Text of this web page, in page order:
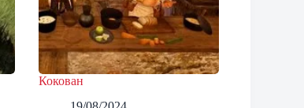
Кокован